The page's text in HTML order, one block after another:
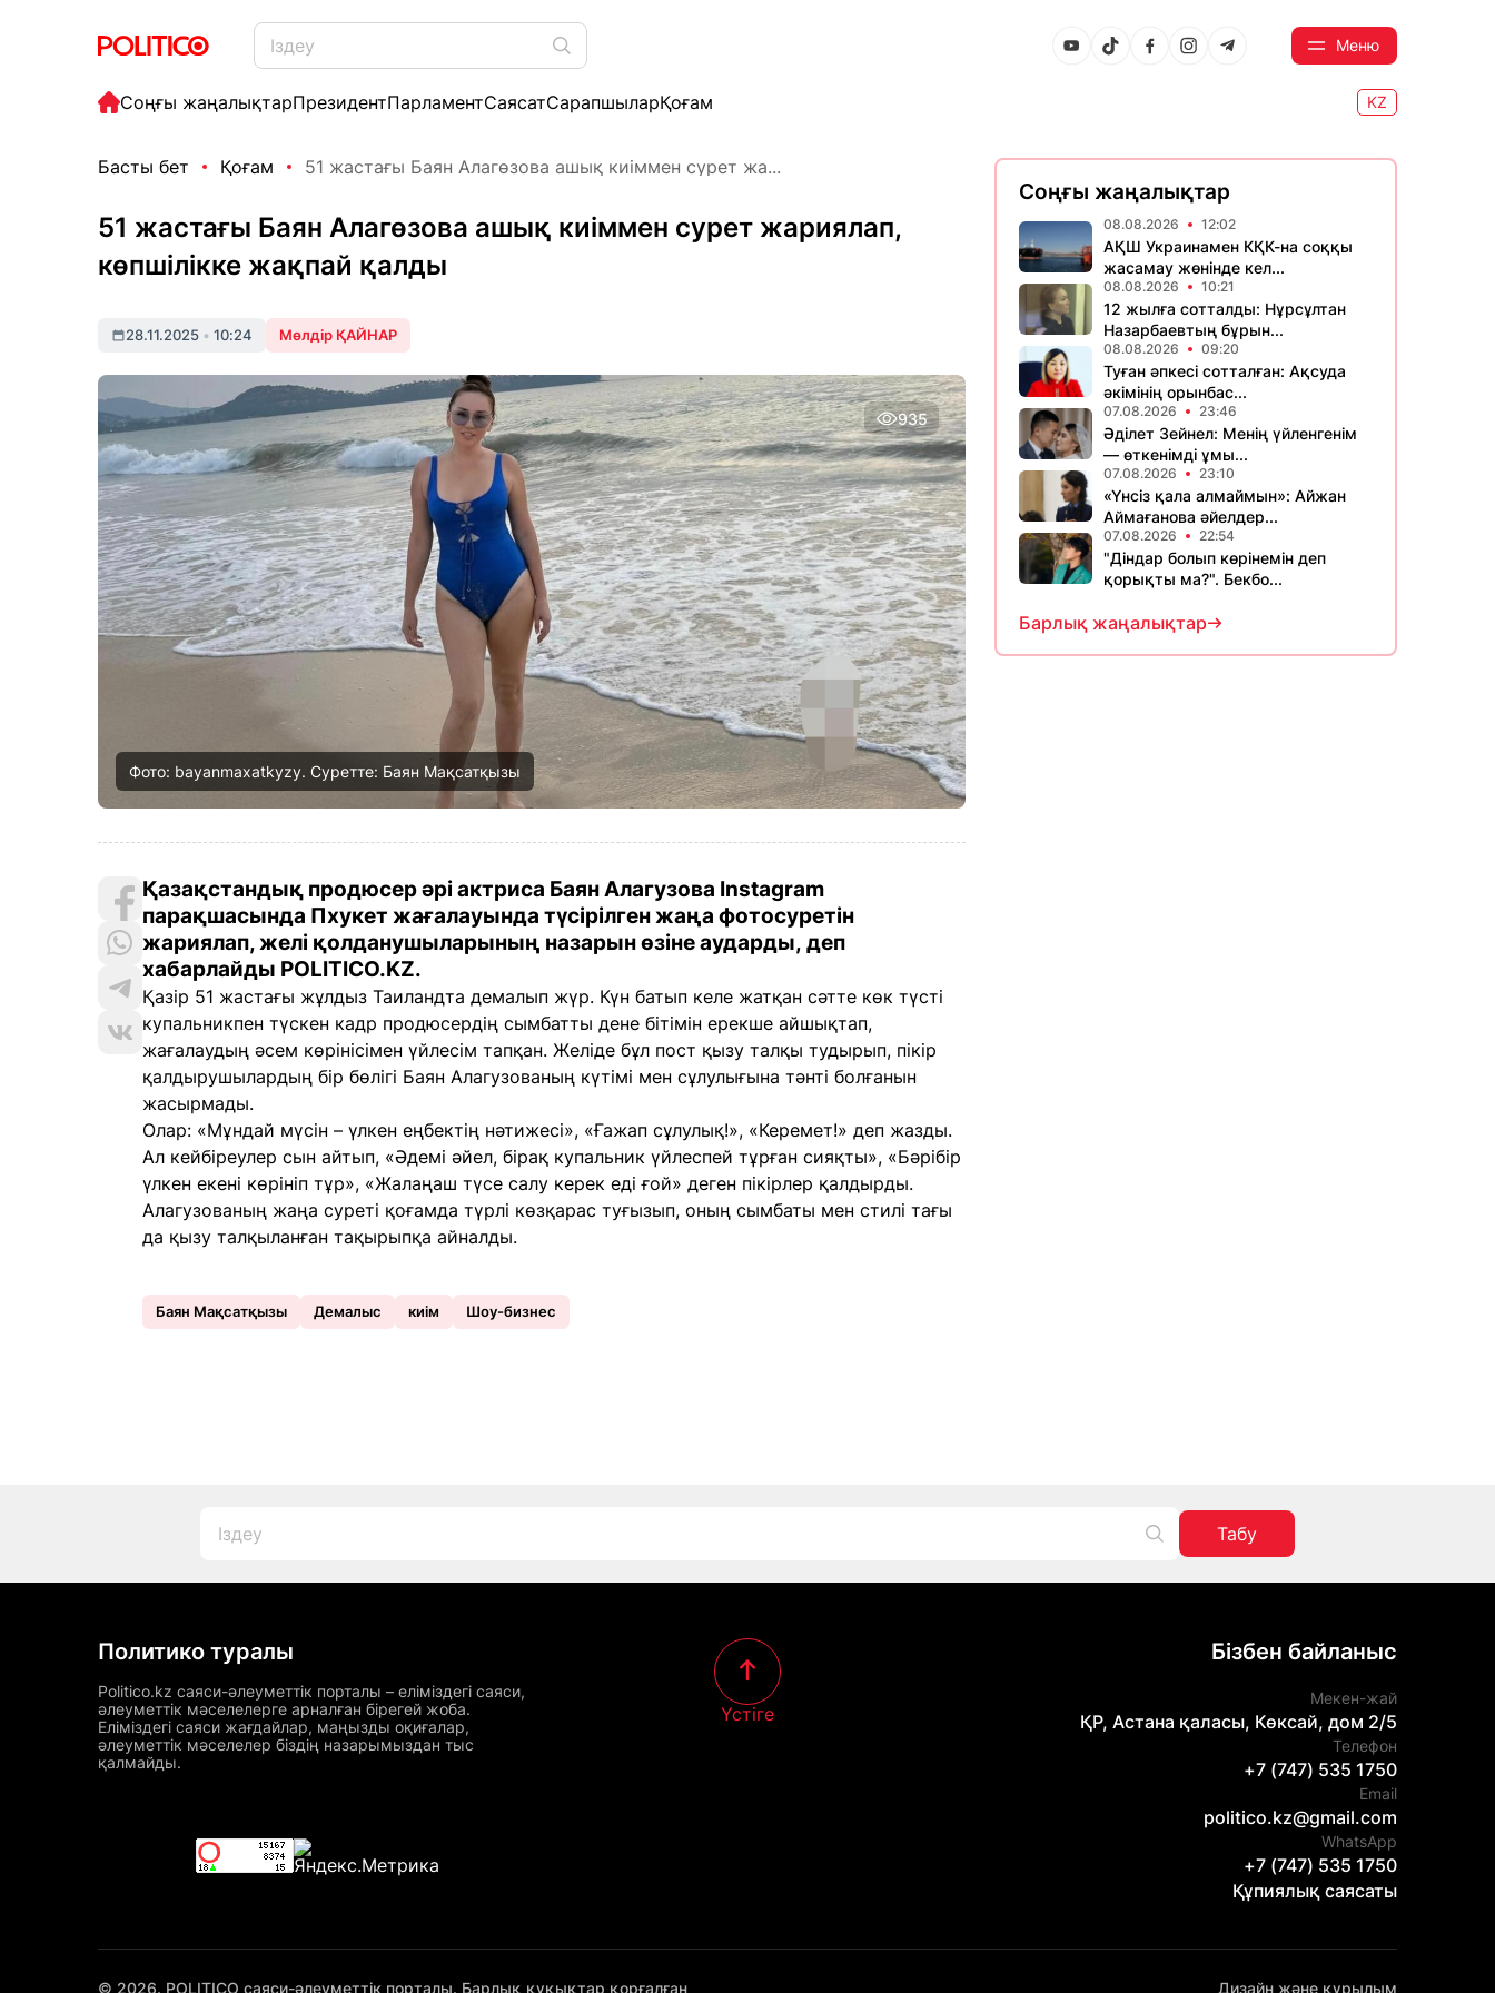
Меню
Соңғы жаңалықтарПрезидентПарламентСаясатСарапшыларҚоғам KZ
Басты бет Қоғам 51 жастағы Баян Алагөзова ашық киіммен сурет жа...
51 жастағы Баян Алагөзова ашық киіммен сурет жариялап,
көпшілікке жақпай қалды
28.11.2025 • 10:24 Мөлдір ҚАЙНАР
935
Фото: bayanmaxatkyzy. Суретте: Баян Мақсатқызы
Қазақстандық продюсер әрі актриса Баян Алагузова Instagram
парақшасында Пхукет жағалауында түсірілген жаңа фотосуретін
жариялап, желі қолданушыларының назарын өзіне аударды, деп
хабарлайды POLITICO.KZ.
Қазір 51 жастағы жұлдыз Таиландта демалып жүр. Күн батып келе жатқан сәтте көк түсті
купальникпен түскен кадр продюсердің сымбатты дене бітімін ерекше айшықтап,
жағалаудың әсем көрінісімен үйлесім тапқан. Желіде бұл пост қызу талқы тудырып, пікір
қалдырушылардың бір бөлігі Баян Алагузованың күтімі мен сұлулығына тәнті болғанын
жасырмады.
Олар: «Мұндай мүсін – үлкен еңбектің нәтижесі», «Ғажап сұлулық!», «Керемет!» деп жазды.
Ал кейбіреулер сын айтып, «Әдемі әйел, бірақ купальник үйлеспей тұрған сияқты», «Бәрібір
үлкен екені көрініп тұр», «Жалаңаш түсе салу керек еді ғой» деген пікірлер қалдырды.
Алагузованың жаңа суреті қоғамда түрлі көзқарас туғызып, оның сымбаты мен стилі тағы
да қызу талқыланған тақырыпқа айналды.
Баян Мақсатқызы Демалыс киім Шоу-бизнес
Соңғы жаңалықтар
08.08.2026 12:02
АҚШ Украинамен КҚК-на соққы
жасамау жөнінде кел...
08.08.2026 10:21
12 жылға сотталды: Нұрсұлтан
Назарбаевтың бұрын...
08.08.2026 09:20
Туған әпкесі сотталған: Ақсуда
әкімінің орынбас...
07.08.2026 23:46
Әділет Зейнел: Менің үйленгенім
— өткенімді ұмы...
07.08.2026 23:10
«Үнсіз қала алмаймын»: Айжан
Аймағанова әйелдер...
07.08.2026 22:54
"Діндар болып көрінемін деп
қорықты ма?". Бекбо...
Барлық жаңалықтар
Табу
Политико туралы
Politico.kz саяси-әлеуметтік порталы – еліміздегі саяси,
әлеуметтік мәселелерге арналған бірегей жоба.
Еліміздегі саяси жағдайлар, маңызды оқиғалар,
әлеуметтік мәселелер біздің назарымыздан тыс
қалмайды.
Үстіге
Бізбен байланыс
Мекен-жай
ҚР, Астана қаласы, Көксай, дом 2/5
Телефон
+7 (747) 535 1750
Email
politico.kz@gmail.com
WhatsApp
+7 (747) 535 1750
Құпиялық саясаты
© 2026. POLITICO саяси-әлеуметтік порталы. Барлық құқықтар қорғалған Дизайн және құрылым